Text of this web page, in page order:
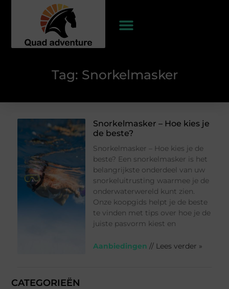
Tag: Snorkelmasker
CATEGORIEËN
Snorkelmasker – Hoe kies je
de beste?
Snorkelmasker – Hoe kies je de
beste? Een snorkelmasker is het
belangrijkste onderdeel van uw
snorkeluitrusting waarmee je de
onderwaterwereld kunt zien.
Onze koopgids helpt je de beste
te vinden met tips over hoe je de
juiste pasvorm kiest en
Aanbiedingen // Lees verder »